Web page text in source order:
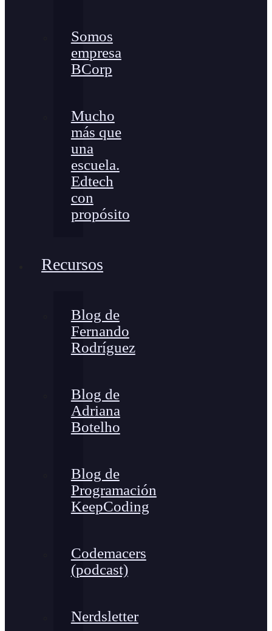
Somos
empresa
BCorp
Mucho
más que
una
escuela.
Edtech
con
propósito
Recursos
Blog de
Fernando
Rodríguez
Blog de
Adriana
Botelho
Blog de
Programación
KeepCoding
Codemacers
(podcast)
Nerdsletter